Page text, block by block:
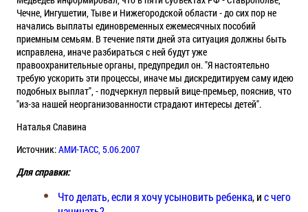
Чечне, Ингушетии, Тыве и Нижегородской области - до сих пор не
начались выплаты единовременных ежемесячных пособий
приемным семьям. В течение пяти дней эта ситуация должны быть
исправлена, иначе разбираться с ней будут уже
правоохранительные органы, предупредил он. "Я настоятельно
требую ускорить эти процессы, иначе мы дискредитируем саму идею
подобных выплат", - подчеркнул первый вице-премьер, пояснив, что
"из-за нашей неорганизованности страдают интересы детей".
Наталья Славина
Источник:АМИ-ТАСС, 5.06.2007
Для справки:
Что делать, если я хочу усыновить ребенка, ис чего